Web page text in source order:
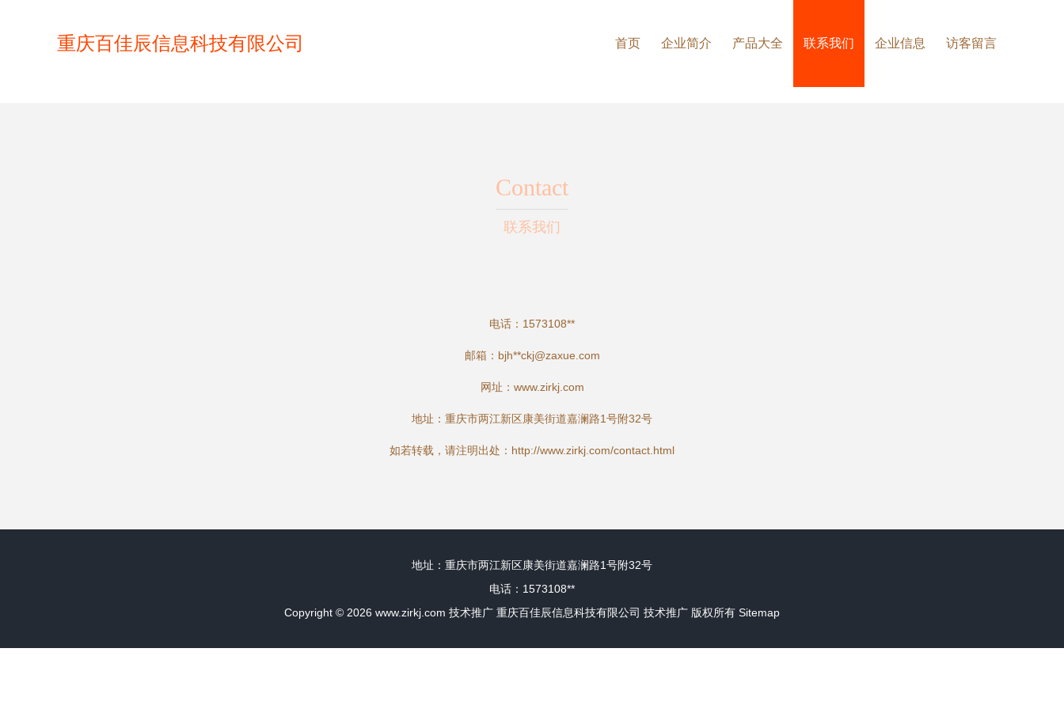
重庆百佳辰信息科技有限公司 首页 企业简介 产品大全 联系我们 企业信息 访客留言
Contact
联系我们
电话：1573108**
邮箱：bjh**ckj@zaxue.com
网址： www.zirkj.com
地址：重庆市两江新区康美街道嘉澜路1号附32号
如若转载，请注明出处：http://www.zirkj.com/contact.html
地址：重庆市两江新区康美街道嘉澜路1号附32号
电话：1573108**
Copyright © 2026 www.zirkj.com 技术推广 重庆百佳辰信息科技有限公司 技术推广 版权所有 Sitemap